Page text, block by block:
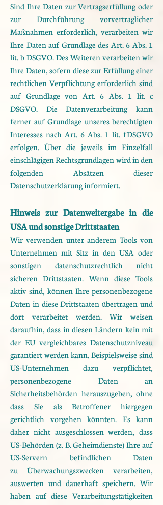
Sind Ihre Daten zurVertragserfüllung oder
zur Durchführung vorvertraglicher
Maßnahmen erforderlich, verarbeiten wir
Ihre Daten auf Grundlage des Art. 6 Abs. 1
lit. b DSGVO. Des Weiteren verarbeiten wir
Ihre Daten, sofern diesezur Erfüllung einer
rechtlichen Verpflichtung erforderlich sind
auf Grundlage von Art. 6 Abs. 1 lit. c
DSGVO. Die Datenverarbeitung kann
ferner auf Grundlage unseres berechtigten
Interesses nach Art. 6 Abs. 1 lit. fDSGVO
erfolgen. Über die jeweils im Einzelfall
einschlägigen Rechtsgrundlagen wird in den
folgenden Absätzen dieser
Datenschutzerklärung informiert.
Hinweis zur Datenweitergabe in die
USA und sonstige Drittstaaten
Wir verwenden unter anderem Tools von
Unternehmen mit Sitz in den USA oder
sonstigen datenschutzrechtlich nicht
sicheren Drittstaaten. Wenn diese Tools
aktiv sind, können Ihre personenbezogene
Daten in diese Drittstaaten übertragen und
dort verarbeitet werden. Wir weisen
daraufhin, dass in diesen Ländern kein mit
der EU vergleichbares Datenschutzniveau
garantiert werden kann.Beispielsweise sind
US-Unternehmen dazu verpflichtet,
personenbezogene Daten an
Sicherheitsbehörden herauszugeben, ohne
dass Sie als Betroffener hiergegen
gerichtlich vorgehen könnten. Es kann
daher nicht ausgeschlossen werden, dass
US-Behörden (z. B. Geheimdienste) Ihre auf
US-Servern befindlichen Daten
zu Überwachungszwecken verarbeiten,
auswerten und dauerhaft speichern. Wir
haben auf diese Verarbeitungstätigkeiten